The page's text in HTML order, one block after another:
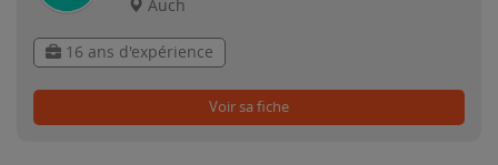
Auch
16 ans d'expérience
Voir sa fiche